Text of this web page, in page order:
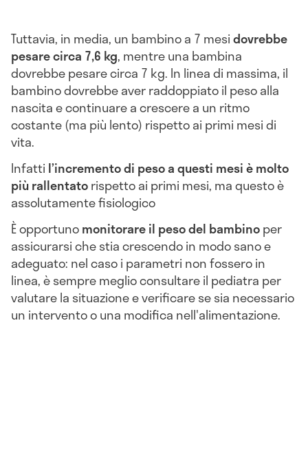
Tuttavia, in media, un bambino a 7 mesidovrebbe
pesare circa 7,6 kg, mentre una bambina
dovrebbe pesare circa 7 kg. In linea di massima, il
bambino dovrebbe aver raddoppiato il peso alla
nascita e continuare a crescere a un ritmo
costante (ma più lento) rispetto ai primi mesi di
vita.
Infatti l’incremento di peso a questi mesi è molto
più rallentatorispetto ai primi mesi, ma questo è
assolutamente fisiologico
È opportunomonitorare il peso del bambinoper
assicurarsi che stia crescendo in modo sano e
adeguato: nel caso i parametri non fossero in
linea, è sempre meglio consultare il pediatra per
valutare la situazione e verificare se sia necessario
un intervento o una modifica nell'alimentazione.